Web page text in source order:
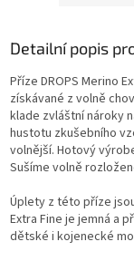
Detailní popis
Příze DROPS Merino
získávané z volně
klade zvláštní nároky
hustotu zkušebního
volnější. Hotový
Sušíme volně
Úplety z této příze
Extra Fine je jemná a
dětské i kojenecké